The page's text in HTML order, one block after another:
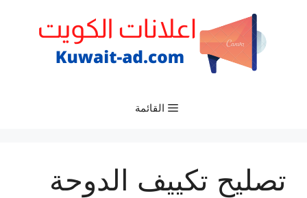
القائمة
تصليح تكييف الدوحة